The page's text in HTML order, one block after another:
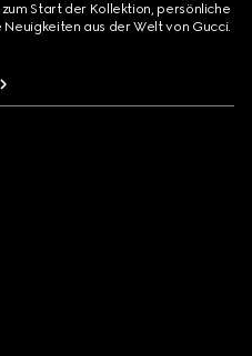
Start der Kollektion, persönliche
aus der Welt von Gucci.